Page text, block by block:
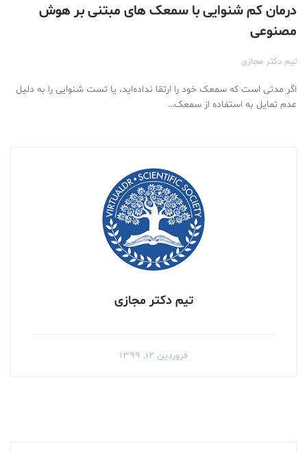
درمان کم شنوایی با سمعک های مبتنی بر هوش
مصنوعی
تیم دکتر مجازی
اگر مدتی است که سمعک خود را ارتقا نداده‌اید، یا تست شنوایی را به دلیل
عدم تمایل به استفاده از سمعک…
تیم دکتر مجازی
فروردین ۱۲, ۱۳۹۹